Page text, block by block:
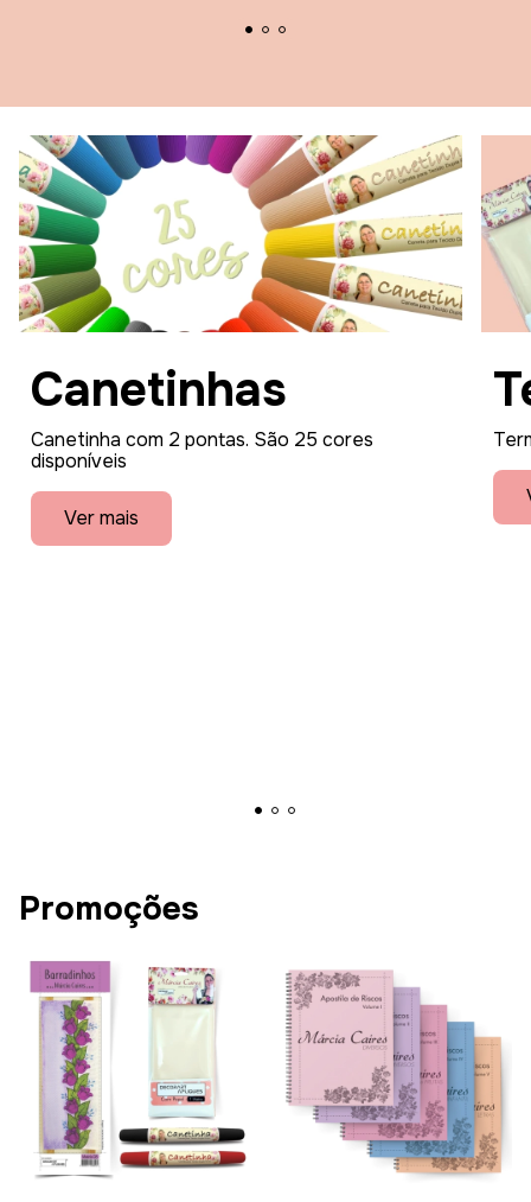
Canetinhas
Canetinha com 2 pontas. São 25 cores
disponíveis
Ver mais
Promoções